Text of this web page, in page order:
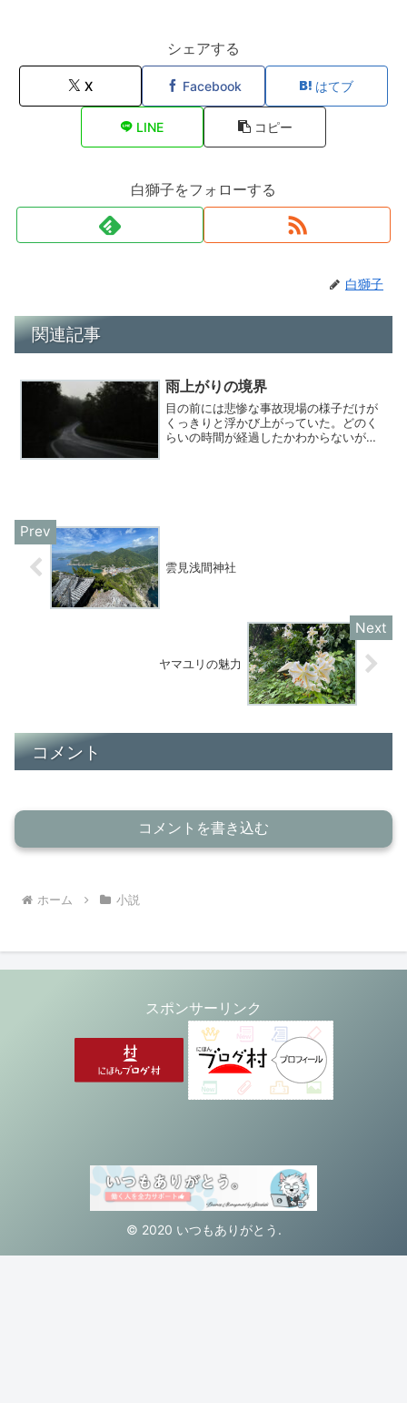
シェアする
X Facebook はてブ
LINE コピー
白獅子をフォローする
白獅子
関連記事
雨上がりの境界
目の前には悲惨な事故現場の様子だけが
くっきりと浮かび上がっていた。どのく
らいの時間が経過したかわからないが、
雲見浅間神社
ヤマユリの魅力
コメント
コメントを書き込む
ホーム 小説
スポンサーリンク
© 2020 いつもありがとう.